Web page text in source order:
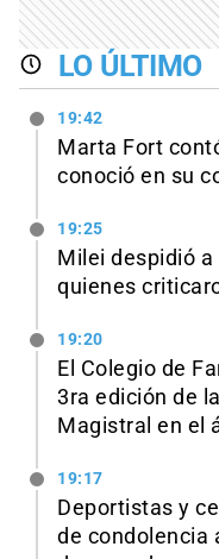
LO ÚLTIMO
19:42
Marta Fort
conoció en su
19:25
Milei despidió
quienes
19:20
El Colegio de
3ra edición de
Magistral en el
19:17
Deportistas y
de condolencia